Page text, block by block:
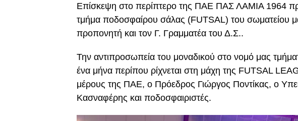
Επίσκεψη στο περίπτερο της ΠΑΕ ΠΑΣ ΛΑΜΙΑ 1964
τμήμα ποδοσφαίρου σάλας (FUTSAL) του σωματείου
προπονητή και τον Γ. Γραμματέα του Δ.Σ..
Την αντιπροσωπεία του μοναδικού στο νομό μας
ένα μήνα περίπου ρίχνεται στη μάχη της FUTSAL
μέρους της ΠΑΕ, ο Πρόεδρος Γιώργος Ποντίκας, ο
Κασναφέρης και ποδοσφαιριστές.